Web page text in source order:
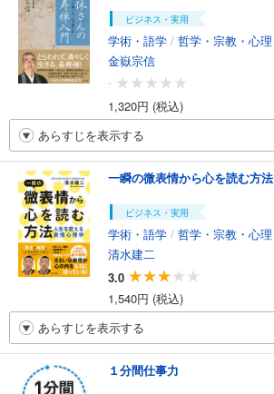
ビジネス・実用
学術・語学 / 哲学・宗教・心理
金嶽宗信
-
1,320円 (税込)
あらすじを表示する
一瞬の微表情から心を読む方法
ビジネス・実用
学術・語学 / 哲学・宗教・心理
清水建二
3.0
1,540円 (税込)
あらすじを表示する
１分間仕事力